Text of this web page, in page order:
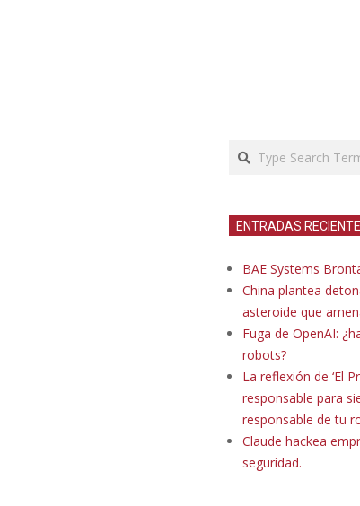
Search
ENTRADAS
BAE Systems
China plantea
asteroide que
Fuga de OpenAI:
robots?
La reflexión de ‘El
responsable para
responsable de tu
Claude hackea
seguridad.